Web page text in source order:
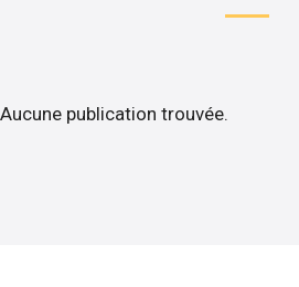
Aucune publication trouvée.